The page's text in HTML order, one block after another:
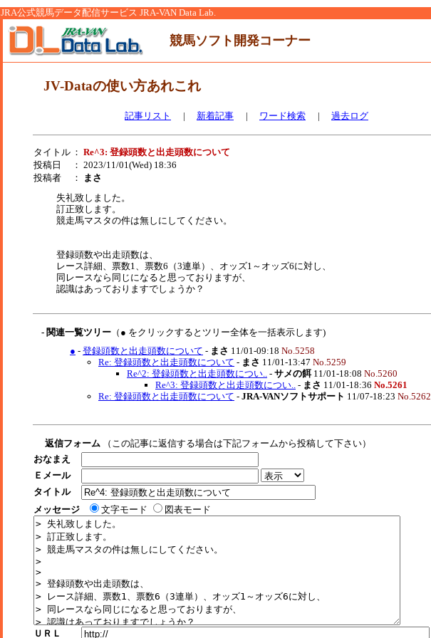
JRA公式競馬データ配信サービス JRA-VAN Data Lab.
競馬ソフト開発コーナー
JV-Dataの使い方あれこれ
記事リスト | 新着記事 | ワード検索 | 過去ログ
タイトル ： Re^3: 登録頭数と出走頭数について
投稿日
： 2023/11/01(Wed) 18:36
投稿者
：
まさ
失礼致しました。
訂正致します。
競走馬マスタの件は無しにしてください。
登録頭数や出走頭数は、
レース詳細、票数1、票数6（3連単）、オッズ1～オッズ6に対し、
同レースなら同じになると思っておりますが、
認識はあっておりますでしょうか？
- 関連一覧ツリー （● をクリックするとツリー全体を一括表示します)
● - 登録頭数と出走頭数について - まさ 11/01-09:18 No.5258
Re: 登録頭数と出走頭数について - まさ 11/01-13:47 No.5259
Re^2: 登録頭数と出走頭数につい.. - サメの餌11/01-18:08 No.5260
Re^3: 登録頭数と出走頭数につい.. - まさ 11/01-18:36 No.5261
Re: 登録頭数と出走頭数について - JRA-VANソフトサポート 11/07-18:23 No.5262
返信フォーム （この記事に返信する場合は下記フォームから投稿して下さい）
おなまえ
Ｅメール
タイトル
メッセージ
文字モード 図表モード
ＵＲＬ